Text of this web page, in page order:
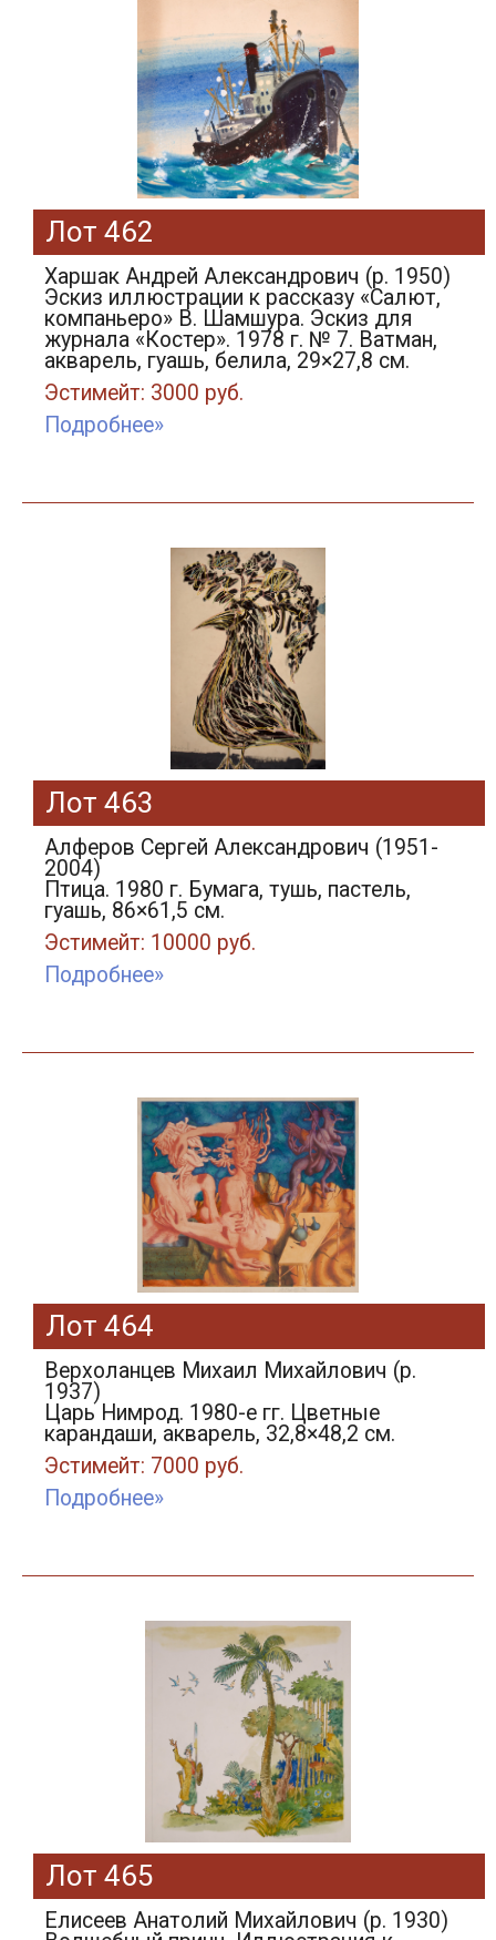
Лот 462
Харшак Андрей Александрович (р. 1950)
Эскиз иллюстрации к рассказу «Салют,
компаньеро» В. Шамшура. Эскиз для
журнала «Костер». 1978 г. № 7. Ватман,
акварель, гуашь, белила, 29×27,8 см.
Эстимейт: 3000 руб.
Подробнее»
Лот 463
Алферов Сергей Александрович (1951-
2004)
Птица. 1980 г. Бумага, тушь, пастель,
гуашь, 86×61,5 см.
Эстимейт: 10000 руб.
Подробнее»
Лот 464
Верхоланцев Михаил Михайлович (р.
1937)
Царь Нимрод. 1980-е гг. Цветные
карандаши, акварель, 32,8×48,2 см.
Эстимейт: 7000 руб.
Подробнее»
Лот 465
Елисеев Анатолий Михайлович (р. 1930)